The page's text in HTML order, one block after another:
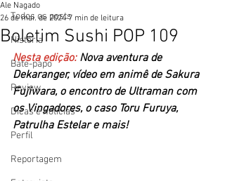
Todos os posts
História
Bate-papo
Review
Dicas e notícias
Perfil
Reportagem
Boletim Sushi POP 109
Ale Nagado
26 de mai. de 2024 7 min de leitura
Nesta edição: Nova aventura de
Dekaranger, vídeo em animê de Sakura
Fujiwara, o encontro de Ultraman com
os Vingadores, o caso Toru Furuya,
Patrulha Estelar e mais!